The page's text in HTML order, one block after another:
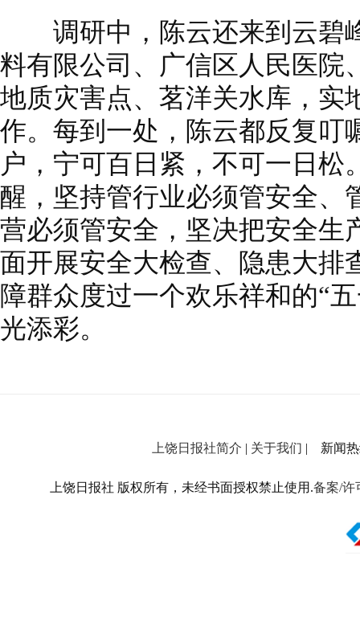
调研中，陈云还来到云碧
料有限公司、广信区人民医院
地质灾害点、茗洋关水库，实
作。每到一处，陈云都反复叮
户，宁可百日紧，不可一日松
醒，坚持管行业必须管安全、
营必须管安全，坚决把安全生
面开展安全大检查、隐患大排
障群众度过一个欢乐祥和的“
光添彩。
上饶日报社简介 | 关于我们 | 新闻热
上饶日报社 版权所有，未经书面授权禁止使用.备案/许